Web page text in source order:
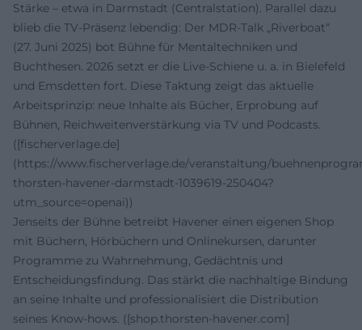
Stärke – etwa in Darmstadt (Centralstation). Parallel dazu
blieb die TV-Präsenz lebendig: Der MDR-Talk „Riverboat“
(27. Juni 2025) bot Bühne für Mentaltechniken und
Buchthesen. 2026 setzt er die Live-Schiene u. a. in Bielefeld
und Emsdetten fort. Diese Taktung zeigt das aktuelle
Arbeitsprinzip: neue Inhalte als Bücher, Erprobung auf
Bühnen, Reichweitenverstärkung via TV und Podcasts.
([fischerverlage.de]
(https://www.fischerverlage.de/veranstaltung/
thorsten-havener-darmstadt-1039619-250404?
utm_source=openai))
Jenseits der Bühne betreibt Havener einen eigenen Shop
mit Büchern, Hörbüchern und Onlinekursen, darunter
Programme zu Wahrnehmung, Gedächtnis und
Entscheidungsfindung. Das stärkt die nachhaltige Bindung
an seine Inhalte und professionalisiert die Distribution
seines Know-hows. ([shop.thorsten-havener.com]